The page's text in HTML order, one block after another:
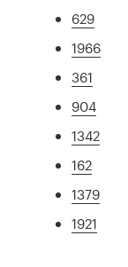
629
1966
361
904
1342
162
1379
1921